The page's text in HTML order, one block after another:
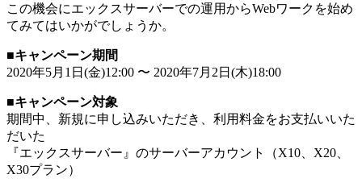
この機会にエックスサーバーでの運用からWebワークを始め
てみてはいかがでしょうか。
■キャンペーン期間
2020年5月1日(金)12:00 〜 2020年7月2日(木)18:00
■キャンペーン対象
期間中、新規に申し込みいただき、利用料金をお支払いいた
だいた
『エックスサーバー』のサーバーアカウント（X10、X20、
X30プラン）